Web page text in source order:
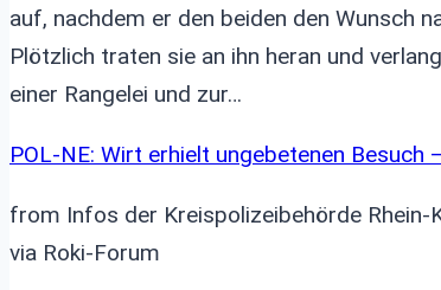
auf, nachdem er den beiden den Wunsch
Plötzlich traten sie an ihn heran und
einer Rangelei und zur…
POL-NE: Wirt erhielt ungebetenen
from Infos der Kreispolizeibehörde
via Roki-Forum